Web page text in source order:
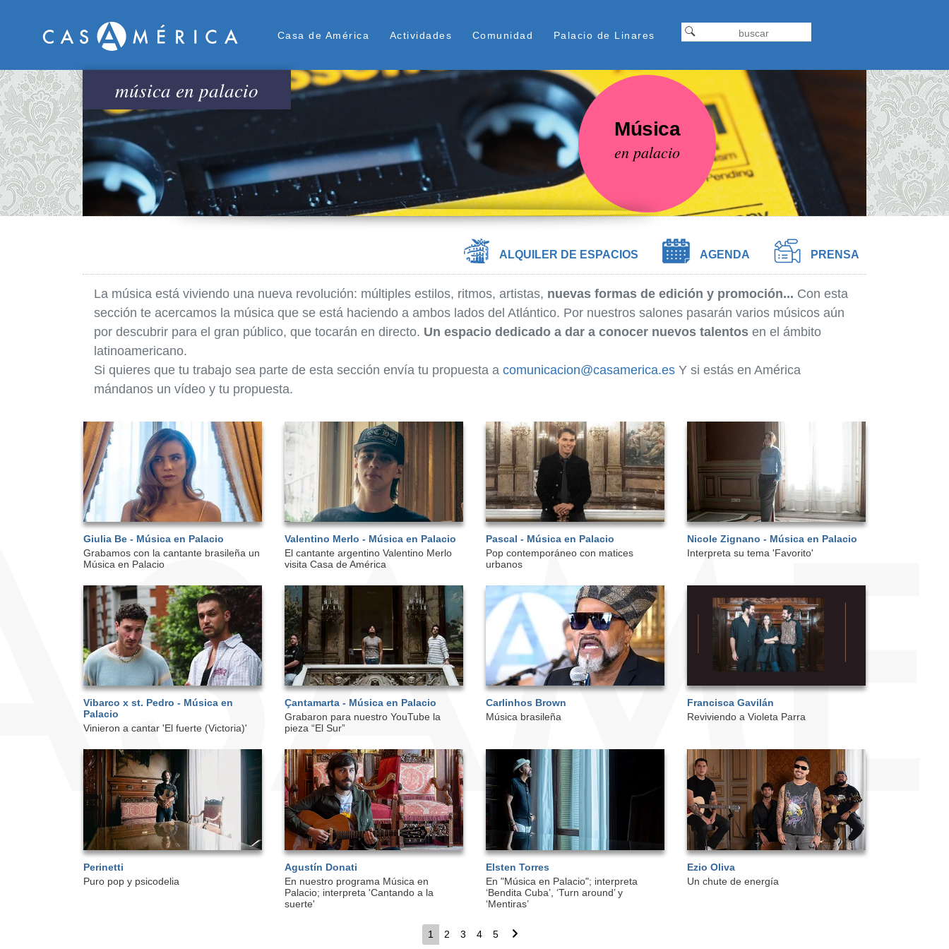
Menú Superior
Casa de América Actividades Comunidad Palacio de Linares Formulariodebusqueda
Buscar
música en palacio
Música
en palacio
ALQUILER DE ESPACIOS AGENDA PRENSA
La música está viviendo una nueva revolución: múltiples estilos, ritmos, artistas, nuevas formas de edición y promoción... Con esta
sección te acercamos la música que se está haciendo a ambos lados del Atlántico. Por nuestros salones pasarán varios músicos aún
por descubrir para el gran público, que tocarán en directo. Un espacio dedicado a dar a conocer nuevos talentos en el ámbito
latinoamericano.
Si quieres que tu trabajo sea parte de esta sección envía tu propuesta a comunicacion@casamerica.es Y si estás en América
mándanos un vídeo y tu propuesta.
Giulia Be - Música en Palacio
Grabamos con la cantante brasileña un
Música en Palacio
Valentino Merlo - Música en Palacio
El cantante argentino Valentino Merlo
visita Casa de América
Pascal - Música en Palacio
Pop contemporáneo con matices
urbanos
Nicole Zignano - Música en Palacio
Interpreta su tema 'Favorito'
Vibarco x st. Pedro - Música en
Palacio
Vinieron a cantar 'El fuerte (Victoria)'
Çantamarta - Música en Palacio
Grabaron para nuestro YouTube la
pieza “El Sur”
Carlinhos Brown
Música brasileña
Francisca Gavilán
Reviviendo a Violeta Parra
Perinetti
Puro pop y psicodelia
Agustín Donati
En nuestro programa Música en
Palacio; interpreta 'Cantando a la
suerte'
Elsten Torres
En "Música en Palacio"; interpreta
‘Bendita Cuba’, ‘Turn around’ y
‘Mentiras’
Ezio Oliva
Un chute de energía
Página
1 Page
2 Page
3 Page
4 Page
5
Siguiente